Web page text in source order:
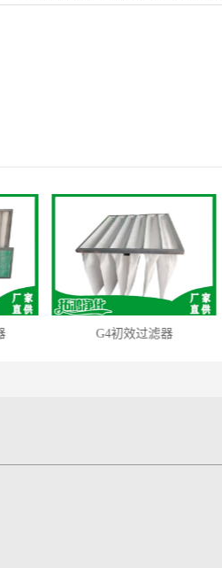
G4初效过滤器